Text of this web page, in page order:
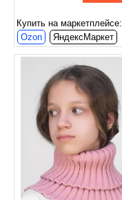
Купить на маркетплейсе:
Ozon
ЯндексМаркет